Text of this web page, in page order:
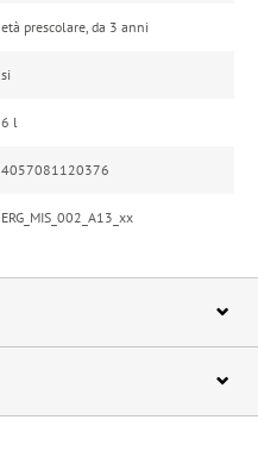
età prescolare, da 3 anni
si
6 l
4057081120376
ERG_MIS_002_A13_xx